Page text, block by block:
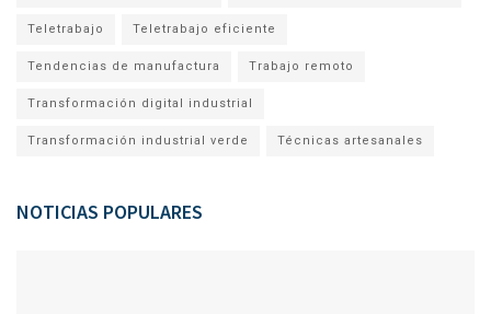
Teletrabajo Teletrabajo eficiente
Tendencias de manufactura Trabajo remoto
Transformación digital industrial
Transformación industrial verde Técnicas artesanales
NOTICIAS POPULARES